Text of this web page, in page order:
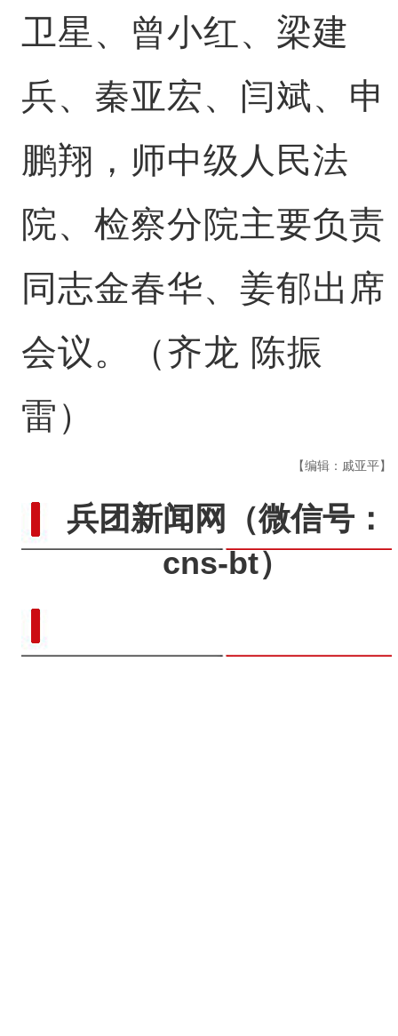
卫星、曾小红、梁建
兵、秦亚宏、闫斌、申
鹏翔，师中级人民法
院、检察分院主要负责
同志金春华、姜郁出席
会议。（齐龙 陈振
雷）
【编辑：戚亚平】
兵团新闻网
（微信号：
cns-bt）